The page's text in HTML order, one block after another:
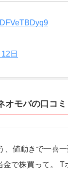
日
オモバの口コミ
値動きで一喜一
で株買って。 T